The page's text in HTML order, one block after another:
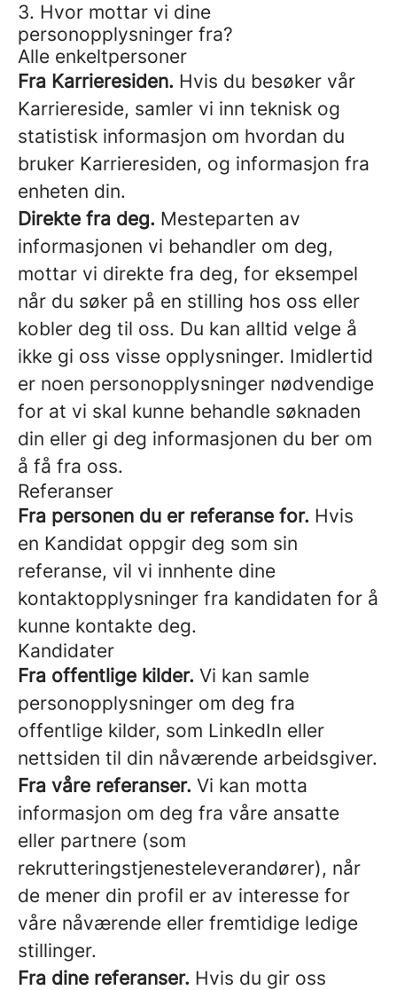
3. Hvor mottar vi dine
personopplysninger fra?
Alle enkeltpersoner
Fra Karrieresiden. Hvis du besøker vår
Karriereside, samler vi inn teknisk og
statistisk informasjon om hvordan du
bruker Karrieresiden, og informasjon fra
enheten din.
Direkte fra deg. Mesteparten av
informasjonen vi behandler om deg,
mottar vi direkte fra deg, for eksempel
når du søker på en stilling hos oss eller
kobler deg til oss. Du kan alltid velge å
ikke gi oss visse opplysninger. Imidlertid
er noen personopplysninger nødvendige
for at vi skal kunne behandle søknaden
din eller gi deg informasjonen du ber om
å få fra oss.
Referanser
Fra personen du er referanse for. Hvis
en Kandidat oppgir deg som sin
referanse, vil vi innhente dine
kontaktopplysninger fra kandidaten for å
kunne kontakte deg.
Kandidater
Fra offentlige kilder. Vi kan samle
personopplysninger om deg fra
offentlige kilder, som LinkedIn eller
nettsiden til din nåværende arbeidsgiver.
Fra våre referanser. Vi kan motta
informasjon om deg fra våre ansatte
eller partnere (som
rekrutteringstjenesteleverandører), når
de mener din profil er av interesse for
våre nåværende eller fremtidige ledige
stillinger.
Fra dine referanser. Hvis du gir oss